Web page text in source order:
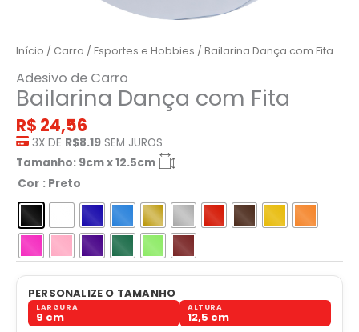
Início / Carro / Esportes e Hobbies / Bailarina Dança com Fita
Adesivo de Carro
Bailarina Dança com Fita
R$ 24,56
3X DE R$8.19 SEM JUROS
Tamanho: 9cm x 12.5cm
Cor : Preto
PERSONALIZE O TAMANHO
LARGURA
9 cm
ALTURA
12,5 cm